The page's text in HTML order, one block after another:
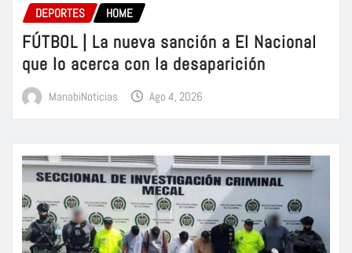
DEPORTES HOME
FÚTBOL | La nueva sanción a El Nacional
que lo acerca con la desaparición
ManabiNoticias Ago 4, 2026